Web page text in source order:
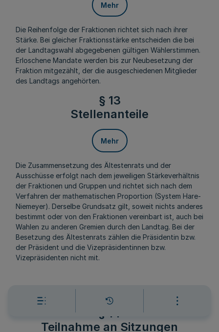
Mehr
Die Reihenfolge der Fraktionen richtet sich nach ihrer
Stärke. Bei gleicher Fraktionsstärke entscheiden die bei
der Landtagswahl abgegebenen gültigen Wählerstimmen.
Erloschene Mandate werden bis zur Neubesetzung der
Fraktion mitgezählt, der die ausgeschiedenen Mitglieder
des Landtags angehörten.
§ 13
Stellenanteile
Mehr
Die Zusammensetzung des Ältestenrats und der
Ausschüsse erfolgt nach dem jeweiligen Stärkeverhältnis
der Fraktionen und Gruppen und richtet sich nach dem
Verfahren der mathematischen Proportion (System Hare-
Niemeyer). Derselbe Grundsatz gilt, soweit nichts anderes
bestimmt oder von den Fraktionen vereinbart ist, auch bei
Wahlen zu anderen Gremien durch den Landtag. Bei der
Besetzung des Ältestenrats zählen die Präsidentin bzw.
der Präsident und die Vizepräsidentinnen bzw.
Vizepräsidenten nicht mit.
§ 14
Teilnahme an Sitzungen